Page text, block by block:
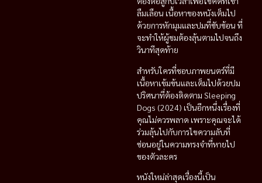
ลืมเลือน เนื้อหาของหนังเต็มไป
ด้วยการหักมุมและปมที่ซับซ้อน ที่
จะทำให้ผู้ชมต้องลุ้นตามไปจนถึง
วินาทีสุดท้าย
สำหรับใครที่ชอบภาพยนตร์ที่มี
เนื้อหาเข้มข้นและเต็มไปด้วยปม
ปริศนาที่ต้องติดตาม Sleeping
Dogs (2024) เป็นอีกหนึ่งเรื่องที่
คุณไม่ควรพลาด เพราะคุณจะได้
ร่วมลุ้นไปกับการไขความลับที่
ซ่อนอยู่ในความทรงจำที่หายไป
ของตัวละคร
หนังใหม่ล่าสุดเรื่องนี้เป็น